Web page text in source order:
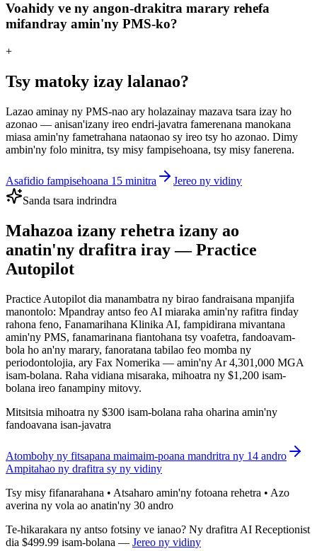
Voahidy ve ny angon-drakitra marary rehefa
mifandray amin'ny PMS-ko?
+
Tsy matoky izay lalanao?
Lazao aminay ny PMS-nao ary holazainay mazava tsara izay ho
azonao — anisan'izany ireo endri-javatra famerenana manokana
miasa amin'ny fametrahana nataonao sy ireo tsy ho azonao. Dimy
ambin'ny folo minitra, tsy misy fampisehoana, tsy misy fanerena.
Asafidio fampisehoana 15 minitra
Jereo ny vidiny
Sanda tsara indrindra
Mahazoa izany rehetra izany ao
anatin'ny drafitra iray — Practice
Autopilot
Practice Autopilot dia manambatra ny birao fandraisana mpanjifa
manontolo: Mpandray antso feo AI miaraka amin'ny rafitra finday
rahona feno, Fanamarihana Klinika AI, fampidirana mivantana
amin'ny PMS, fanamarinana fiantohana tsy voafetra, fandoavam-
bola ho an'ny marary, fanoratana tabilao feo momba ny
periodontolojia, ary Fax Nomerika — amin'ny Ar 4,301,000 MGA
isam-bolana. Raha vidiana misaraka, mihoatra ny $1,200 isam-
bolana ireo fanampiny mitovy.
Mitsitsia mihoatra ny $300 isam-bolana raha oharina amin'ny
fandoavana isan-javatra
Atombohy ny fitsapana maimaim-poana mandritra ny 14 andro
Ampitahao ny drafitra sy ny vidiny
Tsy misy fifanarahana • Atsaharo amin'ny fotoana rehetra • Azo
averina ny vola ao anatin'ny 30 andro
Te-hikarakara ny antso fotsiny ve ianao? Ny drafitra AI Receptionist
dia $499.99 isam-bolana — Jereo ny vidiny